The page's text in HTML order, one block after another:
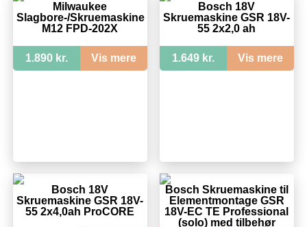
Milwaukee
Slagbore-/Skruemaskine
M12 FPD-202X
1.890 kr. Vis mere
Bosch 18V
Skruemaskine GSR 18V-
55 2x2,0 ah
1.649 kr. Vis mere
Bosch 18V
Skruemaskine GSR 18V-
55 2x4,0ah ProCORE
Bosch Skruemaskine til
Elementmontage GSR
18V-EC TE Professional
(solo) med tilbehør